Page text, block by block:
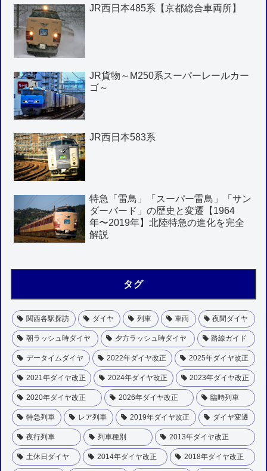
JR西日本485系【京都総合車両所】
JR貨物～M250系スーパーレールカー
ゴ～
JR西日本583系
特急「雷鳥」「スーパー雷鳥」「サン
ダーバード」の歴史と変遷【1964
年〜2019年】北陸特急の進化を完全
解説
タグ
関西各駅探訪 ダイヤ 列車 車両 夜間ダイヤ
朝ラッシュ時ダイヤ 夕方ラッシュ時ダイヤ 路線ガイド
データイムダイヤ 2022年ダイヤ改正 2025年ダイヤ改正
2021年ダイヤ改正 2024年ダイヤ改正 2023年ダイヤ改正
2020年ダイヤ改正 2026年ダイヤ改正 臨時列車
特急列車 レア列車 2019年ダイヤ改正 ダイヤ変遷
夜行列車 列車種別 2013年ダイヤ改正
土休日ダイヤ 2014年ダイヤ改正 2018年ダイヤ改正